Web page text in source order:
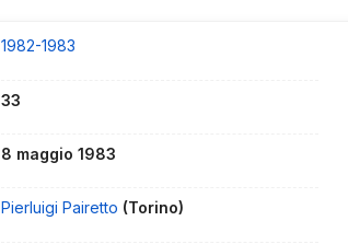
1982-1983
33
8 maggio 1983
Pierluigi Pairetto (Torino)